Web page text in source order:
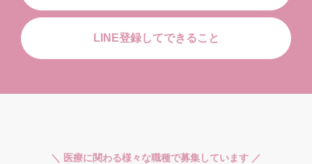
LINE登録してできること
＼ 医療に関わる様々な職種で募集しています ／